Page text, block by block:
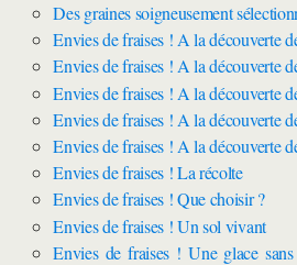
Des graines soigneusement
Envies de fraises ! A la découverte
Envies de fraises ! A la découverte
Envies de fraises ! A la découverte
Envies de fraises ! A la découverte
Envies de fraises ! A la découverte
Envies de fraises ! La récolte
Envies de fraises ! Que choisir ?
Envies de fraises ! Un sol vivant
Envies de fraises ! Une glace